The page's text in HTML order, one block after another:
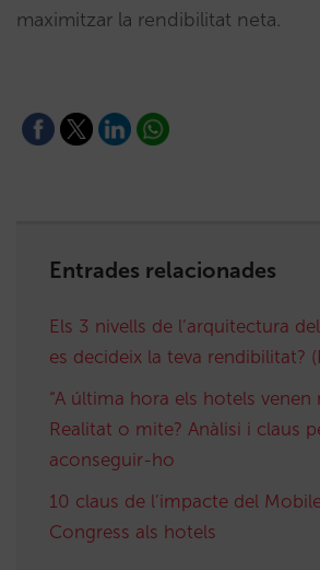
maximitzar la rendibilitat neta.
Entrades relacionades
Els 3 nivells de l’arquitectura
es decideix la teva rendibilitat?
“A última hora els hotels venen
Realitat o mite? Anàlisi i claus
aconseguir-ho
10 claus de l’impacte del
Congress als hotels